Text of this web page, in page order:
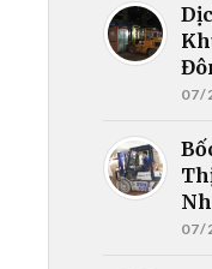
07/
07/